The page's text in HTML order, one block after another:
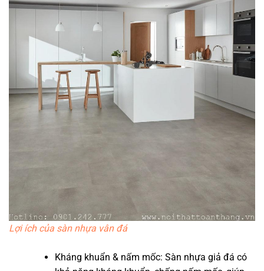
Lợi ích của sàn nhựa vân đá
Kháng khuẩn & nấm mốc: Sàn nhựa giả đá có